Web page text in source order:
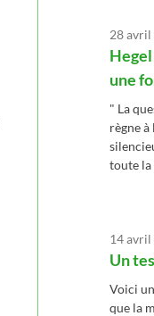
28 avril
Hegel
une
" La
règne
toute la
14 avril
Un
Voici
que la